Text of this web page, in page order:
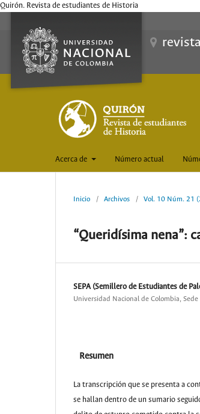
Quirón. Revista de estudiantes de Historia
Acerca de Número actual
Inicio / Archivos / Vol. 10 Núm. 21
“Queridísima nena”:
SEPA (Semillero de Estudiantes de
Universidad Nacional de Colombia,
Resumen
La transcripción que se presenta a
se hallan dentro de un sumario